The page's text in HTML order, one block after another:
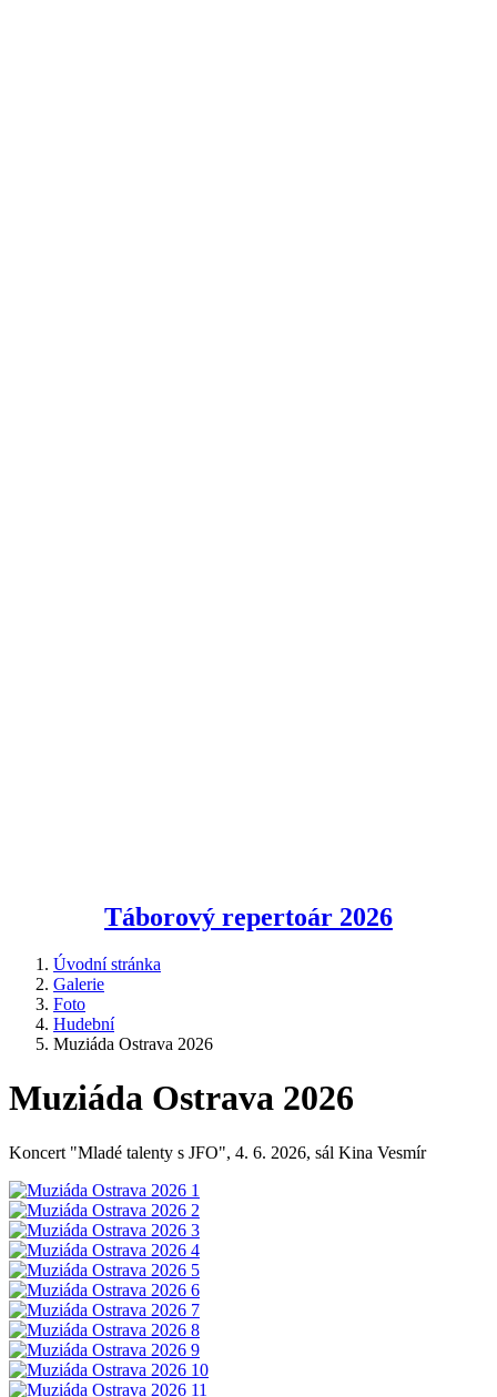
Táborový repertoár 2026
Úvodní stránka
Galerie
Foto
Hudební
Muziáda Ostrava 2026
Muziáda Ostrava 2026
Koncert "Mladé talenty s JFO", 4. 6. 2026, sál Kina Vesmír